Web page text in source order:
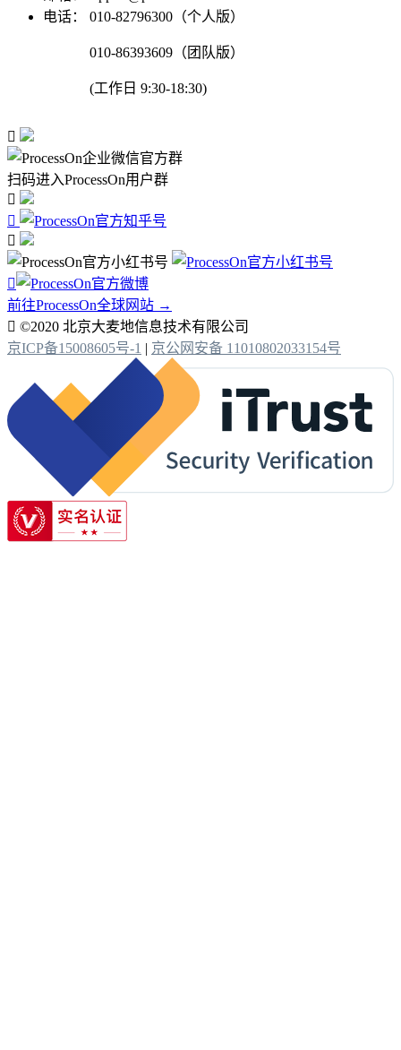
电话：
010-82796300（个人版）
010-86393609（团队版）
(工作日 9:30-18:30)

扫码进入ProcessOn用户群




前往ProcessOn全球网站 →
 ©2020 北京大麦地信息技术有限公司
京ICP备15008605号-1 | 京公网安备 11010802033154号